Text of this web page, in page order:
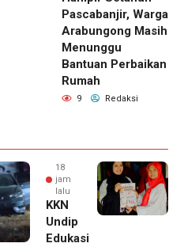
Pascabanjir, Warga
Arabungong Masih
Menunggu
Bantuan Perbaikan
Rumah
9 Redaksi
18
jam
lalu
KKN
Undip
Edukasi